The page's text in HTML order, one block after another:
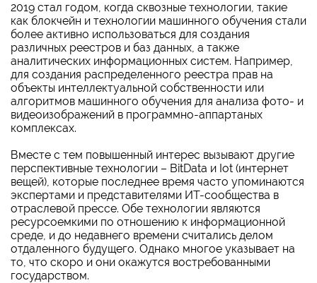
2019 стал годом, когда сквозные технологии, такие
как блокчейн и технологии машинного обучения стали
более активно использоваться для создания
различных реестров и баз данных, а также
аналитических информационных систем. Например,
для создания распределенного реестра прав на
объекты интеллектуальной собственности или
алгоритмов машинного обучения для анализа фото- и
видеоизображений в программно-аппартаных
комплексах.
Вместе с тем повышенный интерес вызывают другие
перспективные технологии – BitData и Iot (интернет
вещей), которые последнее время часто упоминаются
экспертами и представителями ИТ-сообщества в
отраслевой прессе. Обе технологии являются
ресурсоемкими по отношению к информационной
среде, и до недавнего времени считались делом
отдаленного будущего. Однако многое указывает на
то, что скоро и они окажутся востребованными
государством.